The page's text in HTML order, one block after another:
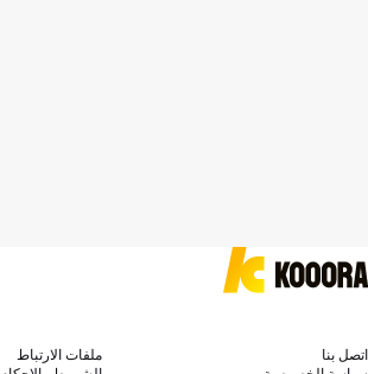
اتصل بنا
ملفات الارتباط